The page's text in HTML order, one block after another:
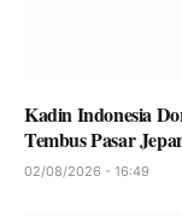
Kadin Indonesia
Tembus Pasar
02/08/2026 - 16:49